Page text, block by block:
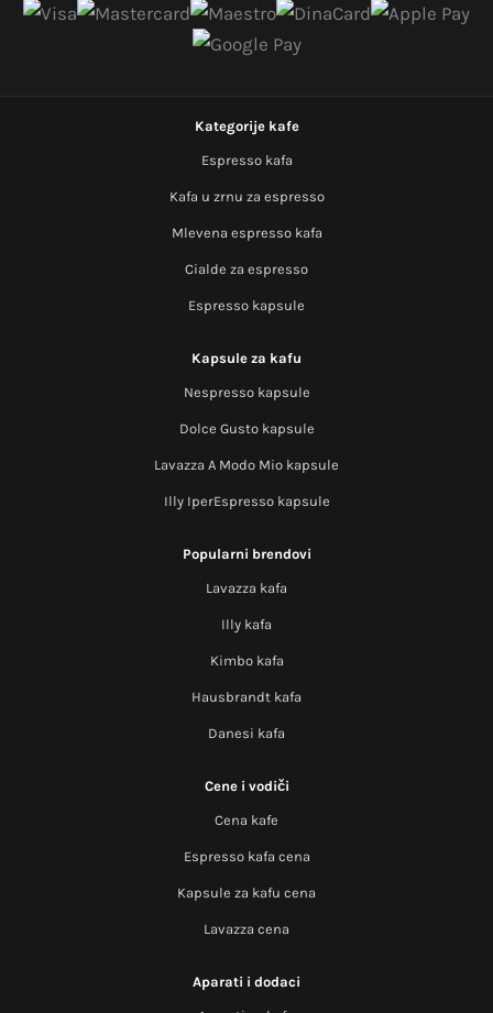
Kategorije kafe
Espresso kafa
Kafa u zrnu za espresso
Mlevena espresso kafa
Cialde za espresso
Espresso kapsule
Kapsule za kafu
Nespresso kapsule
Dolce Gusto kapsule
Lavazza A Modo Mio kapsule
Illy IperEspresso kapsule
Popularni brendovi
Lavazza kafa
Illy kafa
Kimbo kafa
Hausbrandt kafa
Danesi kafa
Cene i vodiči
Cena kafe
Espresso kafa cena
Kapsule za kafu cena
Lavazza cena
Aparati i dodaci